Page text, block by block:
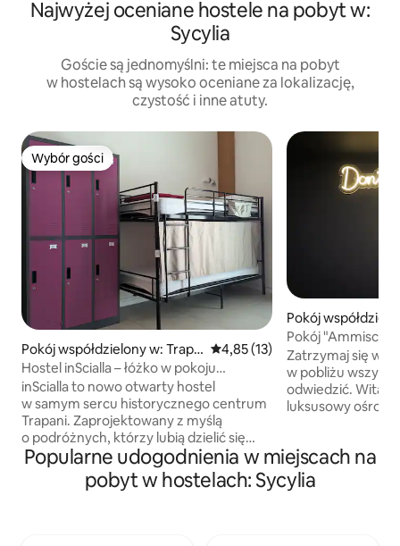
Najwyżej oceniane hostele na pobyt w:
Sycylia
Goście są jednomyślni: te miejsca na pobyt
w hostelach są wysoko oceniane za lokalizację,
czystość i inne atuty.
Wybór gości
Wybór gości
Pokój współdzielony w: Trapa
ni
Średnia ocena: 4,85 na 5,
4,85 (13)
Hostel inScialla – łóżko w pokoju
wieloosobowym dla kobiet
inScialla to nowo otwarty hostel
w samym sercu historycznego centrum
Trapani. Zaprojektowany z myślą
o podróżnych, którzy lubią dzielić się
wrażeniami, oferuje przytulne części
wspólne z sofami, gramofonem,
szachami, salą telewizyjną, w pełni
Pokój
Pokój
Zatrzymaj się w
w pobliżu
odwiedzić. Witaj
luksusowy
Flashpaker, nie
niezależnie od
sam, czy w
Popularne udogodnienia w miejscach na
pobyt w hostelach: Sycylia